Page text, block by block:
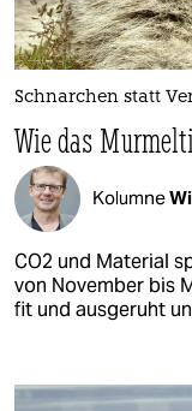
Schnarchen statt
Wie das
Kolumne
CO2 und Material
von November bis
fit und ausgeruht